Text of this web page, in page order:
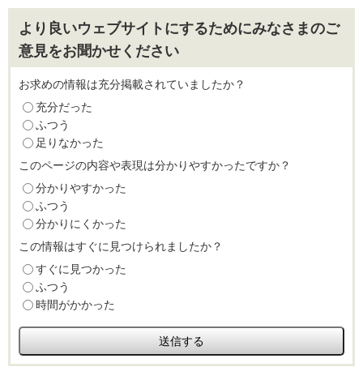
より良いウェブサイトにするためにみなさまのご
意見をお聞かせください
お求めの情報は充分掲載されていましたか？
充分だった
ふつう
足りなかった
このページの内容や表現は分かりやすかったですか？
分かりやすかった
ふつう
分かりにくかった
この情報はすぐに見つけられましたか？
すぐに見つかった
ふつう
時間がかかった